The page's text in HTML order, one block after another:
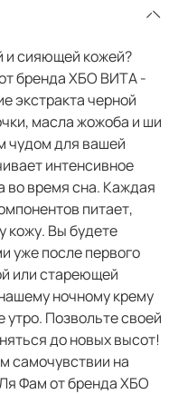
и сияющей кожей?
бренда ХБО ВИТА -
экстракта черной
масла жожоба и ши
чудом для вашей
интенсивное
во время сна. Каждая
питает,
кожу. Вы будете
уже после первого
или стареющей
ночному крему
Позвольте своей
до новых высот!
самочувствии на
Фам от бренда ХБО